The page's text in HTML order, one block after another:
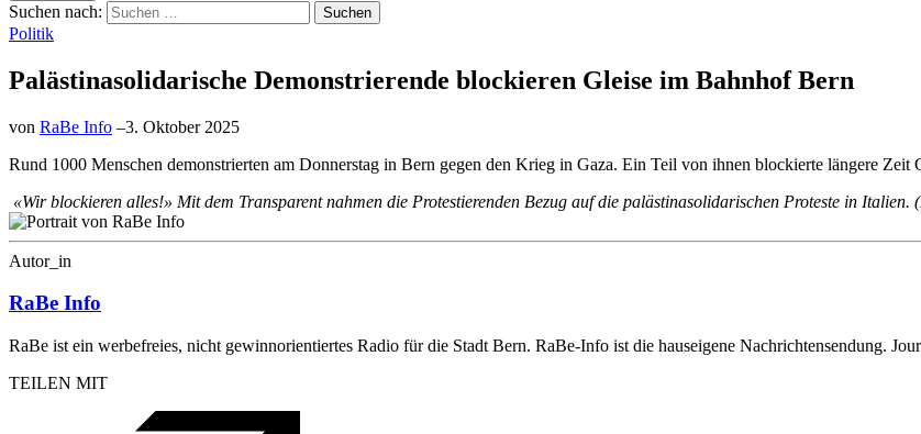
Suchen nach:
Politik
Palästinasolidarische Demonstrierende blockieren Gleise im Bahnhof Bern
von RaBe Info –3. Oktober 2025
Rund 1000 Menschen demonstrierten am Donnerstag in Bern gegen den Krieg in Gaza. Ein Teil von ihnen blockierte längere
«Wir blockieren alles!» Mit dem Transparent nahmen die Protestierenden Bezug auf die palästinasolidarischen Proteste in
Autor_in
RaBe Info
RaBe ist ein werbefreies, nicht gewinnorientiertes Radio für die Stadt Bern. RaBe-Info ist die hauseigene Nachrichtensendung.
TEILEN MIT